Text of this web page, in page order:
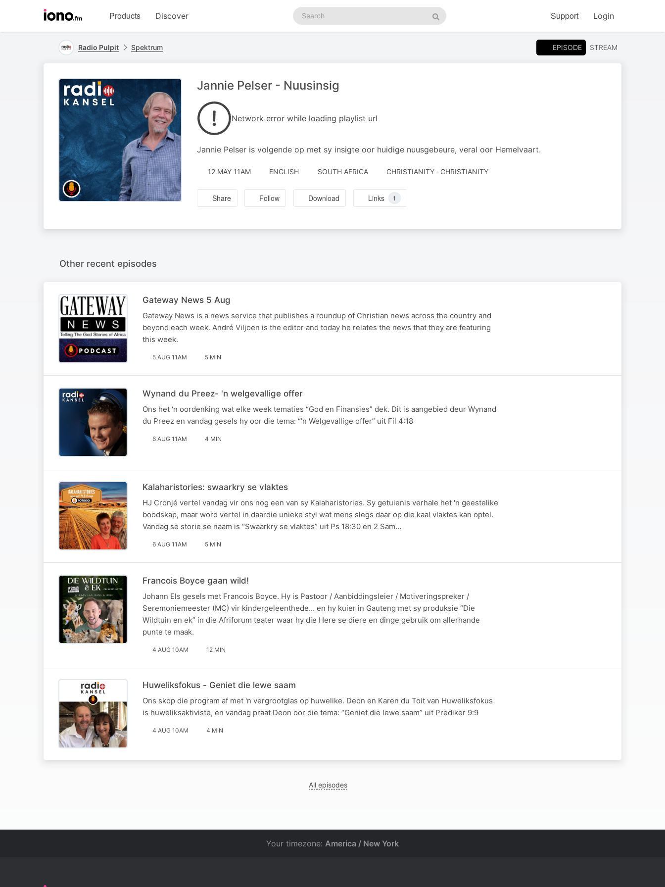
homepage
Products Discover
Search
podcasts
Search
Support Login
Radio Pulpit Spektrum EPISODE STREAM
Jannie Pelser - Nuusinsig
Network error while loading playlist url
Jannie Pelser is volgende op met sy insigte oor huidige nuusgebeure, veral oor Hemelvaart.
12 MAY 11AM ENGLISH SOUTH AFRICA CHRISTIANITY · CHRISTIANITY
Share Follow Download Links 1
Other recent episodes
Gateway News 5 Aug
Gateway News is a news service that publishes a roundup of Christian news across the country and
beyond each week. André Viljoen is the editor and today he relates the news that they are featuring
this week.
5 AUG 11AM 5 MIN
Wynand du Preez- 'n welgevallige offer
Ons het ‘n oordenking wat elke week tematies “God en Finansies” dek. Dit is aangebied deur Wynand
du Preez en vandag gesels hy oor die tema: “’n Welgevallige offer” uit Fil 4:18
6 AUG 11AM 4 MIN
Kalaharistories: swaarkry se vlaktes
HJ Cronjé vertel vandag vir ons nog een van sy Kalaharistories. Sy getuienis verhale het 'n geestelike
boodskap, maar word vertel in daardie unieke styl wat mens slegs daar op die kaal vlaktes kan optel.
Vandag se storie se naam is “Swaarkry se vlaktes” uit Ps 18:30 en 2 Sam…
6 AUG 11AM 5 MIN
Francois Boyce gaan wild!
Johann Els gesels met Francois Boyce. Hy is Pastoor / Aanbiddingsleier / Motiveringspreker /
Seremoniemeester (MC) vir kindergeleenthede… en hy kuier in Gauteng met sy produksie “Die
Wildtuin en ek” in die Afriforum teater waar hy die Here se diere en dinge gebruik om allerhande
punte te maak.
4 AUG 10AM 12 MIN
Huweliksfokus - Geniet die lewe saam
Ons skop die program af met 'n vergrootglas op huwelike. Deon en Karen du Toit van Huweliksfokus
is huweliksaktiviste, en vandag praat Deon oor die tema: “Geniet die lewe saam” uit Prediker 9:9
4 AUG 10AM 4 MIN
All episodes
Your timezone: America / New York